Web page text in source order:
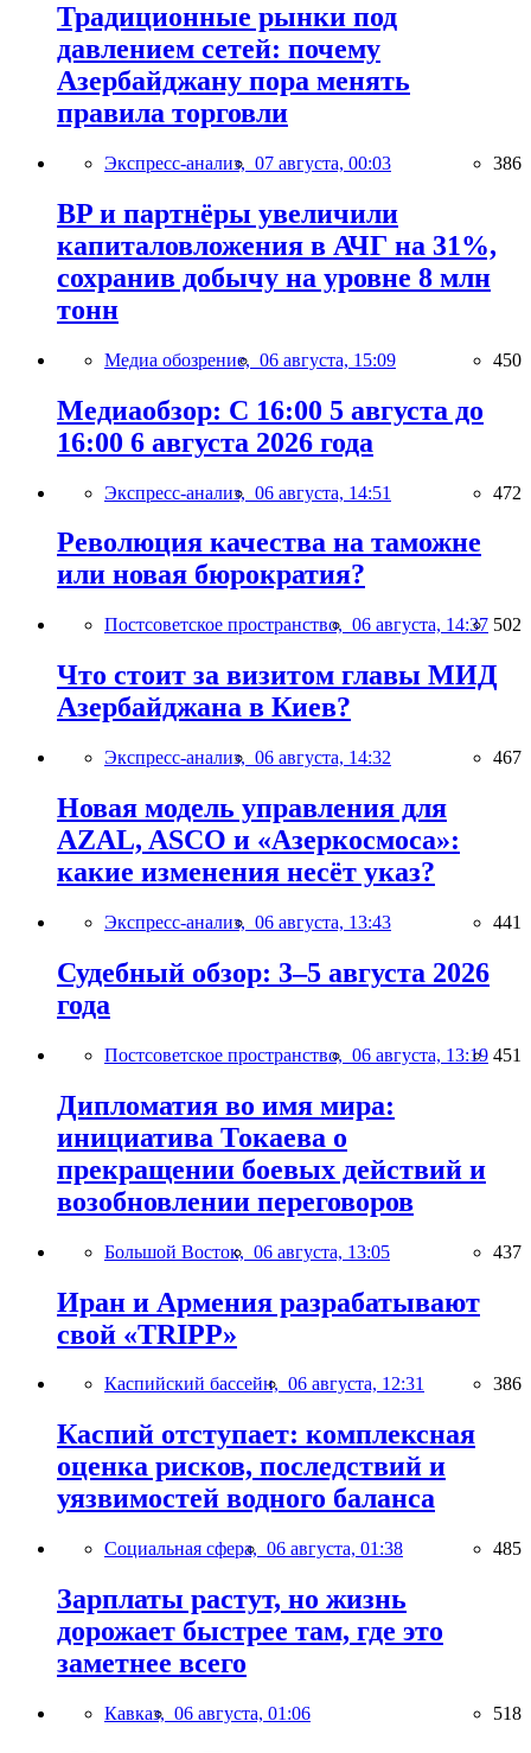
Традиционные рынки под
давлением сетей: почему
Азербайджану пора менять
правила торговли
Экспресс-анализ, 07 августа, 00:03 386
BP и партнёры увеличили
капиталовложения в АЧГ на 31%,
сохранив добычу на уровне 8 млн
тонн
Медиа обозрение, 06 августа, 15:09 450
Медиаобзор: С 16:00 5 августа до
16:00 6 августа 2026 года
Экспресс-анализ, 06 августа, 14:51 472
Революция качества на таможне
или новая бюрократия?
Постсоветское пространство, 06 августа, 14:37 502
Что стоит за визитом главы МИД
Азербайджана в Киев?
Экспресс-анализ, 06 августа, 14:32 467
Новая модель управления для
AZAL, ASCO и «Азеркосмоса»:
какие изменения несёт указ?
Экспресс-анализ, 06 августа, 13:43 441
Судебный обзор: 3–5 августа 2026
года
Постсоветское пространство, 06 августа, 13:19 451
Дипломатия во имя мира:
инициатива Токаева о
прекращении боевых действий и
возобновлении переговоров
Большой Восток, 06 августа, 13:05 437
Иран и Армения разрабатывают
свой «TRIPP»
Каспийский бассейн, 06 августа, 12:31 386
Каспий отступает: комплексная
оценка рисков, последствий и
уязвимостей водного баланса
Социальная сфера, 06 августа, 01:38 485
Зарплаты растут, но жизнь
дорожает быстрее там, где это
заметнее всего
Кавказ, 06 августа, 01:06 518